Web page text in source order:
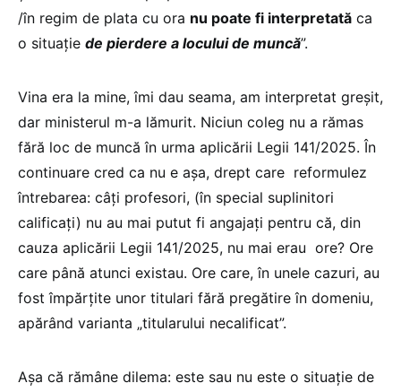
/în regim de plata cu ora nu poate fi interpretată ca
o situație de pierdere a locului de muncă”.
Vina era la mine, îmi dau seama, am interpretat greșit,
dar ministerul m-a lămurit. Niciun coleg nu a rămas
fără loc de muncă în urma aplicării Legii 141/2025. În
continuare cred ca nu e așa, drept care reformulez
întrebarea: câți profesori, (în special suplinitori
calificați) nu au mai putut fi angajați pentru că, din
cauza aplicării Legii 141/2025, nu mai erau ore? Ore
care până atunci existau. Ore care, în unele cazuri, au
fost împărțite unor titulari fără pregătire în domeniu,
apărând varianta „titularului necalificat”.
Așa că rămâne dilema: este sau nu este o situație de